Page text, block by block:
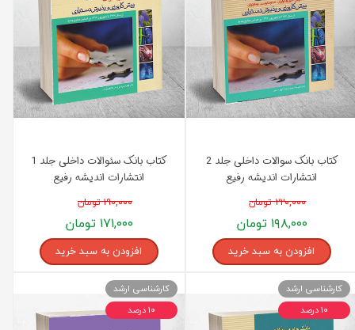
کتاب بانک سوالات داخلی جلد 2
انتشارات اندیشه رفیع
۲۲۰,۰۰۰ تومان
۱۹۸,۰۰۰ تومان
افزودن به سبد خرید
کتاب بانک سئوالات داخلی جلد 1
انتشارات اندیشه رفیع
۱۹۰,۰۰۰ تومان
۱۷۱,۰۰۰ تومان
افزودن به سبد خرید
کارشناسی ارشد
۱۰ درصد
کارشناسی ارشد
۱۰ درصد